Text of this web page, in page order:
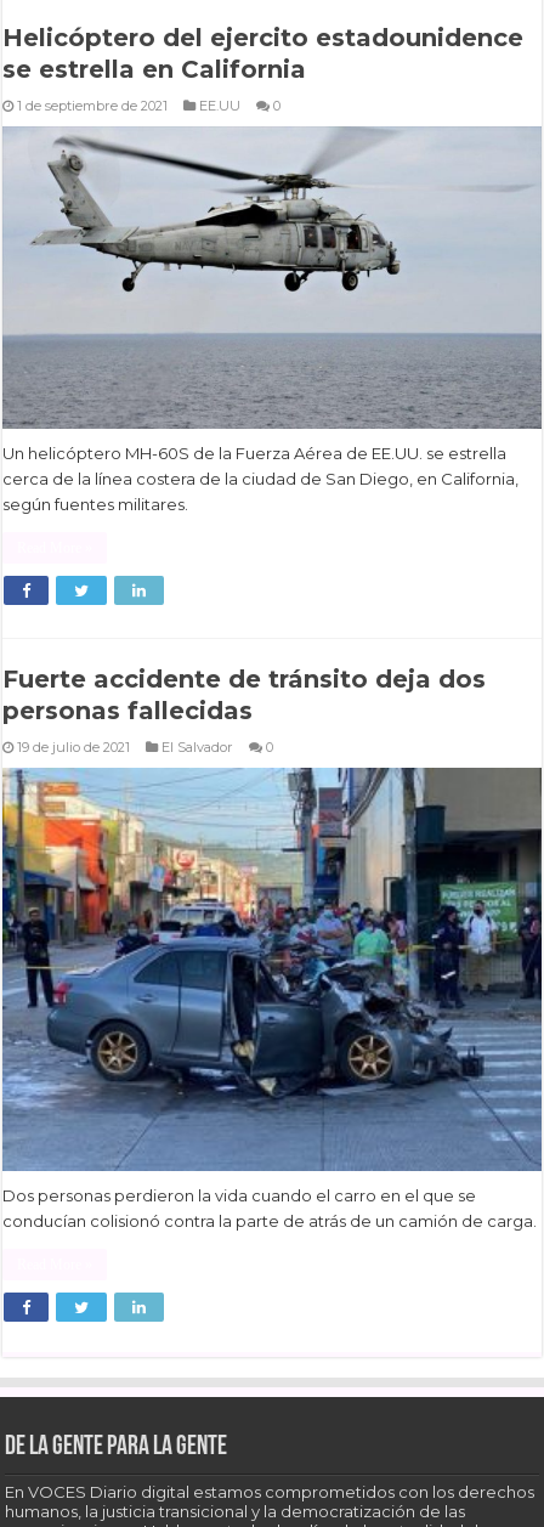
Helicóptero del ejercito estadounidence
se estrella en California
1 de septiembre de 2021 EE.UU 0
Un helicóptero MH-60S de la Fuerza Aérea de EE.UU. se estrella
cerca de la línea costera de la ciudad de San Diego, en California,
según fuentes militares.
Fuerte accidente de tránsito deja dos
personas fallecidas
19 de julio de 2021 El Salvador 0
Dos personas perdieron la vida cuando el carro en el que se
conducían colisionó contra la parte de atrás de un camión de carga.
De la gente para la gente
En VOCES Diario digital estamos comprometidos con los derechos
humanos, la justicia transicional y la democratización de las